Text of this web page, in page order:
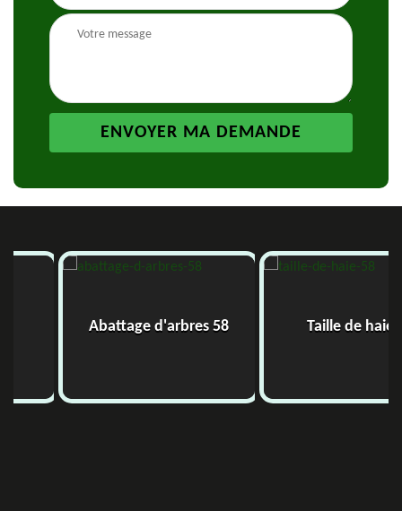
Abattage d'arbres 58 Taille de haie